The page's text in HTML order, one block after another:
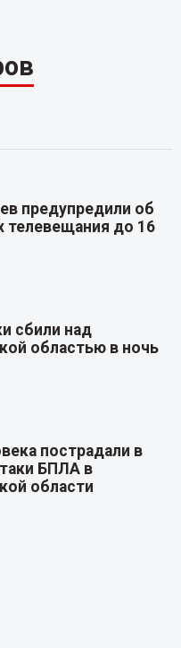
предупредили об
телевещания до 16
сбили над
областью в ночь
пострадали в
БПЛА в
области